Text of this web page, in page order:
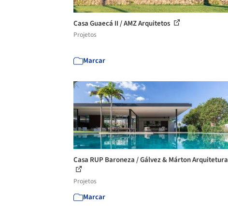
Casa Guaecá II / AMZ Arquitetos
Projetos
Marcar
Casa RUP Baroneza / Gálvez & Márton Arquitetura
Projetos
Marcar